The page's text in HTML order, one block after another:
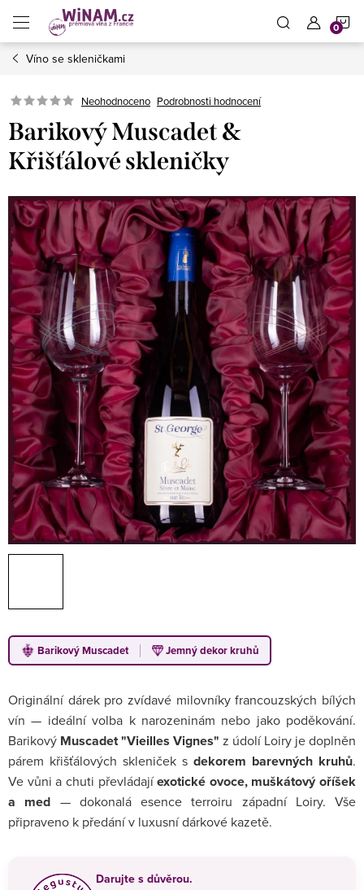
obsah
Víno se skleničkami
Neohodnoceno Podrobnosti hodnocení
Barikový Muscadet &
Křišťálové skleničky
Barikový Muscadet Jemný dekor kruhů
Originální dárek pro zvídavé milovníky francouzských bílých
vín — ideální volba k narozeninám nebo jako poděkování.
Barikový Muscadet "Vieilles Vignes" z údolí Loiry je doplněn
párem křišťálových skleniček s dekorem barevných kruhů.
Ve vůni a chuti převládajíexotické ovoce, muškátový oříšek
a med — dokonalá esence terroiru západní Loiry. Vše
připraveno k předání v luxusní dárkové kazetě.
Darujte s důvěrou.